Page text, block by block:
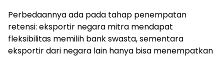
Perbedaannya ada pada tahap penempatan
retensi: eksportir negara mitra mendapat
fleksibilitas memilih bank swasta, sementara
eksportir dari negara lain hanya bisa menempatkan